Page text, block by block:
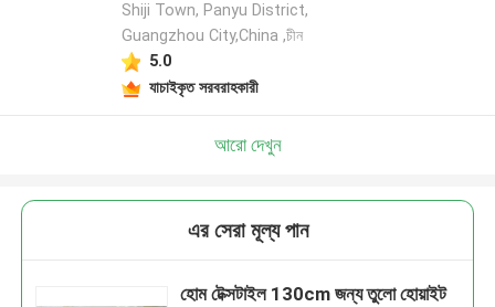
Shiji Town, Panyu District,
Guangzhou City,China ,চীন
5.0
যাচাইকৃত সরবরাহকারী
আরো দেখুন
এর সেরা মূল্য পান
হোম টেক্সটাইল 130cm জন্য তুলো হোয়াইট